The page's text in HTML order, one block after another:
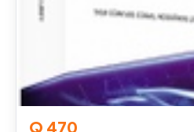
Q 470